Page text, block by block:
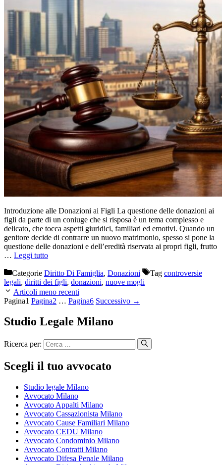
Introduzione alle Donazioni ai Figli La questione delle donazioni ai
figli da parte di un coniuge che si risposa è un tema complesso e
delicato, che tocca aspetti giuridici, familiari ed emotivi. Quando un
genitore decide di contrarre un nuovo matrimonio, spesso si pone la
questione delle donazioni e dell’eredità riservata ai propri figli, frutto
… Leggi tutto
Categorie Diritto Di Famiglia, Donazioni Tag controversie
legali, diritti dei figli, donazioni, nuove mogli
Articoli meno recenti
Pagina1 Pagina2 … Pagina6 Successivo →
Studio Legale Milano
Ricerca per:
Scegli il tuo avvocato
Studio legale Milano
Avvocato Milano
Avvocato Appalti Milano
Avvocato Cassazionista Milano
Avvocato Cause Familiari Milano
Avvocato CEDU Milano
Avvocato Condominio Milano
Avvocato Contratti Milano
Avvocato Difesa Penale Milano